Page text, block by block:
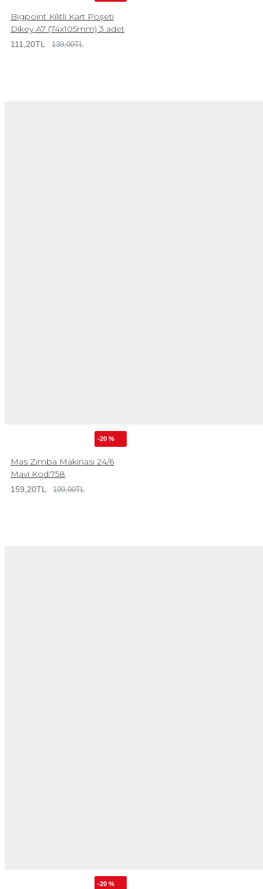
Bigpoint Kilitli Kart Poşeti
Dikey A7 (74x105mm) 3 adet
111,20TL 139,00TL
-20 %
Mas Zımba Makinası 24/6
Mavi Kod:758
159,20TL 199,00TL
-20 %